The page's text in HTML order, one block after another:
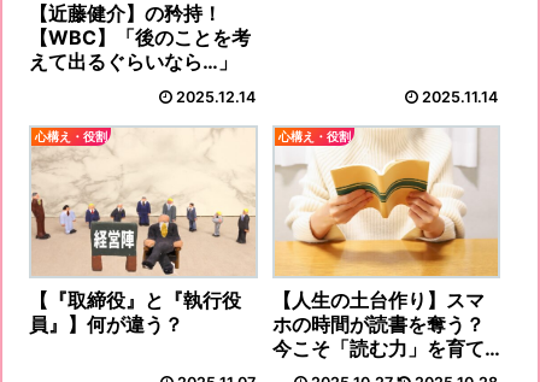
【近藤健介】の矜持！
【WBC】「後のことを考
えて出るぐらいなら…」
2025.12.14 2025.11.14
心構え・役割
【『取締役』と『執行役
員』】何が違う？
心構え・役割
【人生の土台作り】スマ
ホの時間が読書を奪う？
今こそ「読む力」を育て
るとき